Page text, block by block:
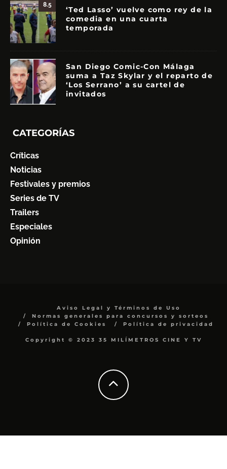
8.5
‘Ted Lasso’ vuelve como rey de la
comedia en una cuarta
temporada
San Diego Comic-Con Málaga
suma a Taz Skylar y el reparto de
‘Los Serrano’ a su cartel de
invitados
CATEGORÍAS
Críticas
Noticias
Festivales y premios
Series de TV
Trailers
Especiales
Opinión
Aviso Legal y Términos de Uso
Normas generales para concursos y sorteos
Política de Cookies
Política de privacidad
Copyright © 2023 35 MILÍMETROS CINE Y TV